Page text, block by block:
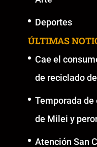
Deportes
ÚLTIMAS
Cae el
de reciclado
Temporada de
de Milei y
Atención San